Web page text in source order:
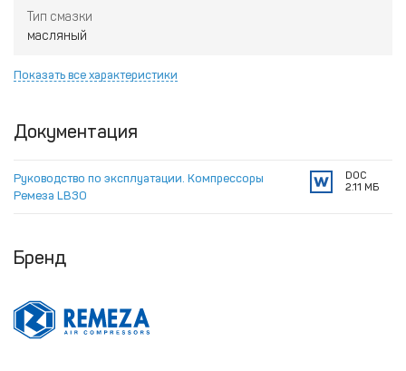
Тип смазки
масляный
Показать все характеристики
Документация
Руководство по эксплуатации. Компрессоры
Ремеза LB30
DOC
2.11 МБ
Бренд